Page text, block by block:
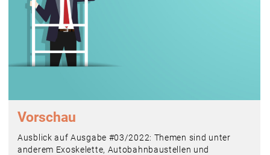
Vorschau
Ausblick auf Ausgabe #03/2022: Themen sind unter
anderem Exoskelette, Autobahnbaustellen und